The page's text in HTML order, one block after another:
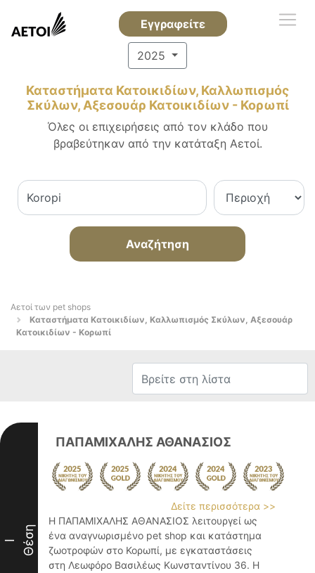
Εγγραφείτε
2025
Καταστήματα Κατοικιδίων, Καλλωπισμός
Σκύλων, Αξεσουάρ Κατοικιδίων - Κορωπί
Όλες οι επιχειρήσεις από τον κλάδο που
βραβεύτηκαν από την κατάταξη Αετοί.
Αναζήτηση
Αετοί των pet shops
Καταστήματα Κατοικιδίων, Καλλωπισμός Σκύλων, Αξεσουάρ
Κατοικιδίων - Κορωπί
I Θέση
ΠΑΠΑΜΙΧΑΛΗΣ ΑΘΑΝΑΣΙΟΣ
Δείτε περισσότερα >>
Η ΠΑΠΑΜΙΧΑΛΗΣ ΑΘΑΝΑΣΙΟΣ λειτουργεί ως
ένα αναγνωρισμένο pet shop και κατάστημα
ζωοτροφών στο Κορωπί, με εγκαταστάσεις
στη Λεωφόρο Βασιλέως Κωνσταντίνου 36. Η